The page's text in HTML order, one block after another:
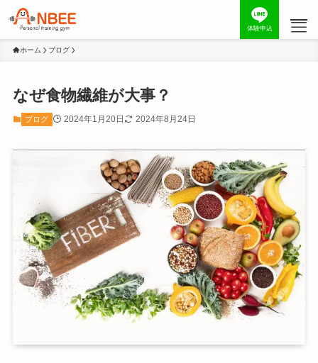
コンセプト
お客様の声
トレーナー
料金
店舗案内
体験申込
ホーム ブログ
なぜ食物繊維が大事？
ブログ 2024年1月20日 2024年8月24日